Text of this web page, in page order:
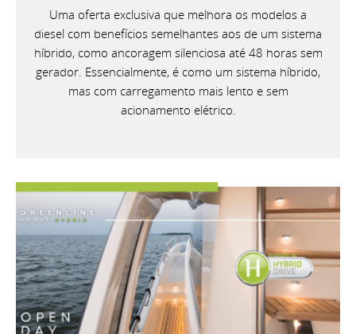
Uma oferta exclusiva que melhora os modelos a
diesel com benefícios semelhantes aos de um sistema
híbrido, como ancoragem silenciosa até 48 horas sem
gerador. Essencialmente, é como um sistema híbrido,
mas com carregamento mais lento e sem
acionamento elétrico.